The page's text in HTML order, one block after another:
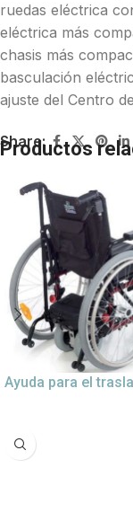
ruedas eléctrica
eléctrica más
chasis más
basculación
ajuste del Centro
Share:
Productos
Ayuda para el